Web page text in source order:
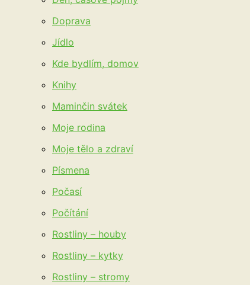
Doprava
Jídlo
Kde bydlím, domov
Knihy
Maminčin svátek
Moje rodina
Moje tělo a zdraví
Písmena
Počasí
Počítání
Rostliny – houby
Rostliny – kytky
Rostliny – stromy